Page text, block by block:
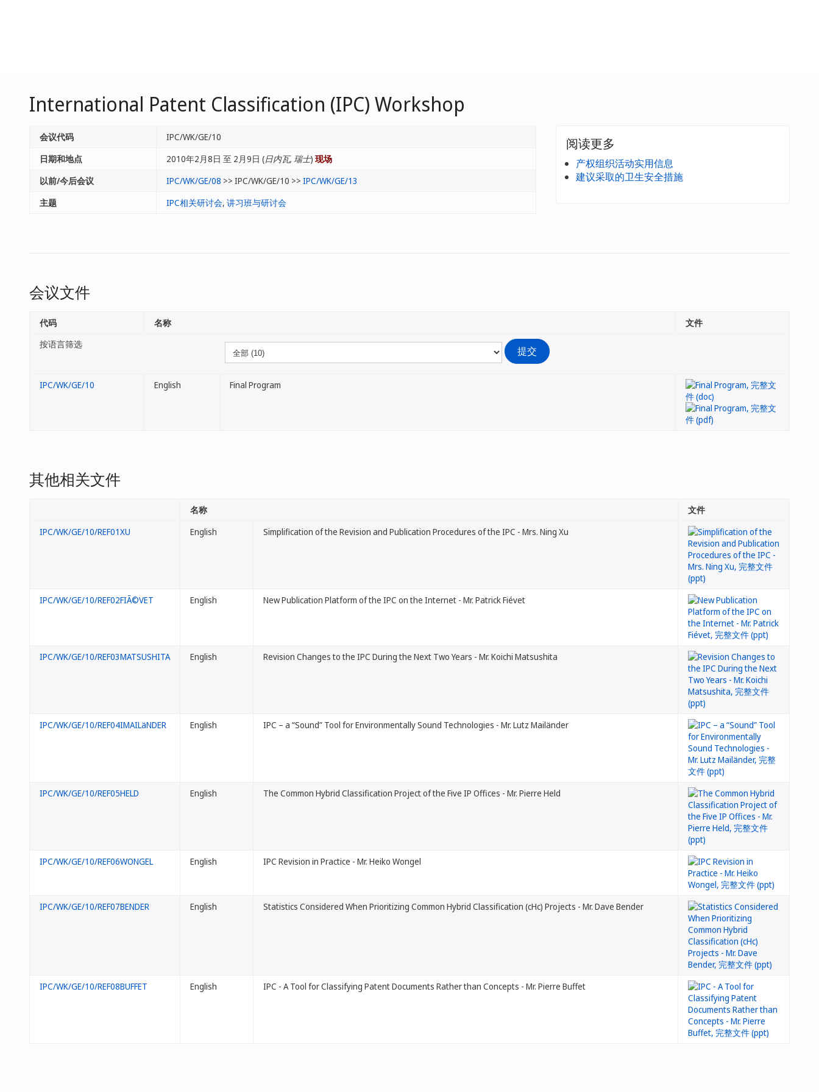
International Patent Classification (IPC) Workshop
会议代码
IPC/WK/GE/10
日期和地点
2010年2月8日 至 2月9日 (日内瓦, 瑞士) 现场
以前/今后会议
IPC/WK/GE/08 >> IPC/WK/GE/10 >> IPC/WK/GE/13
主题
IPC相关研讨会, 讲习班与研讨会
阅读更多
产权组织活动实用信息
建议采取的卫生安全措施
会议文件
按语言筛选
代码 名称 文件
IPC/WK/GE/10 English Final Program
其他相关文件
名称
文件
IPC/WK/GE/10/REF01XU
English Simplification of the Revision and Publication Procedures of the IPC - Mrs. Ning Xu
IPC/WK/GE/10/REF02FIÃ©VET English New Publication Platform of the IPC on the Internet - Mr. Patrick Fiévet
IPC/WK/GE/10/REF03MATSUSHITA English Revision Changes to the IPC During the Next Two Years - Mr. Koichi Matsushita
IPC/WK/GE/10/REF04IMAILäNDER English IPC – a “Sound” Tool for Environmentally Sound Technologies - Mr. Lutz Mailänder
IPC/WK/GE/10/REF05HELD English The Common Hybrid Classification Project of the Five IP Offices - Mr. Pierre Held
IPC/WK/GE/10/REF06WONGEL English IPC Revision in Practice - Mr. Heiko Wongel
IPC/WK/GE/10/REF07BENDER English Statistics Considered When Prioritizing Common Hybrid Classification (cHc) Projects - Mr. Dave Bender
IPC/WK/GE/10/REF08BUFFET English IPC - A Tool for Classifying Patent Documents Rather than Concepts - Mr. Pierre Buffet